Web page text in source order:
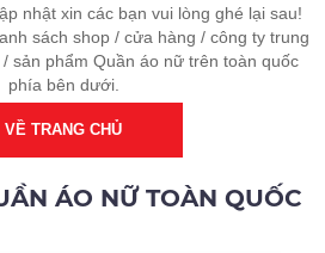
nhật xin các bạn vui lòng ghé lại sau!
sách shop / cửa hàng / công ty trung
sản phẩm Quần áo nữ trên toàn quốc
phía bên dưới.
VỀ TRANG CHỦ
ÁO NỮ TOÀN QUỐC